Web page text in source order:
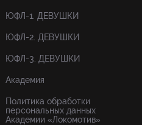
ЮФЛ-1. ДЕВУШКИ
ЮФЛ-2. ДЕВУШКИ
ЮФЛ-3. ДЕВУШКИ
Академия
Политика обработки
персональных данных
Академии «Локомотив»